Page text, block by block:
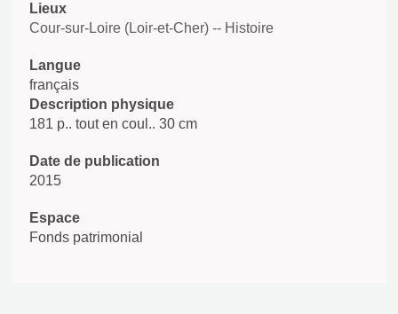
Lieux
Cour-sur-Loire (Loir-et-Cher) -- Histoire
Langue
français
Description physique
181 p.. tout en coul.. 30 cm
Date de publication
2015
Espace
Fonds patrimonial